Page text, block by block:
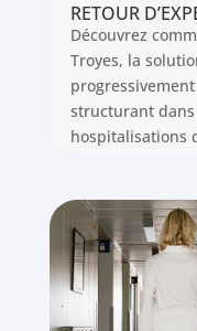
Découvrez
Troyes, la
structurant dans
hospitalisations